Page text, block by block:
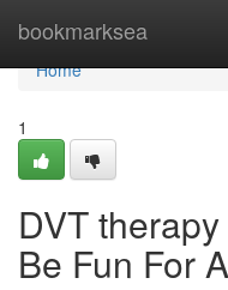
bookmarksea
Home
Home
1
DVT
Be Fun For